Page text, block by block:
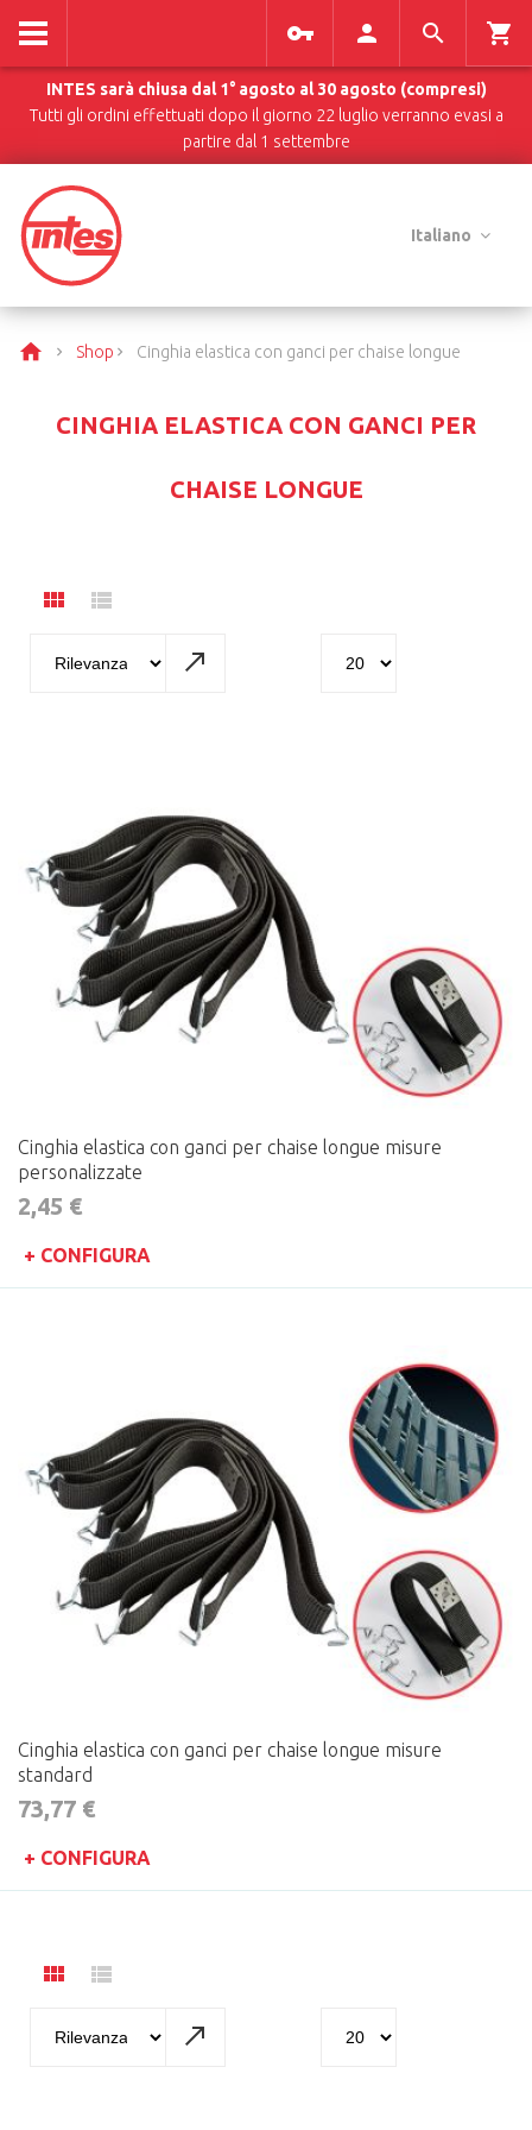
INTES sarà chiusa dal 1° agosto al 30 agosto (compresi)
Tutti gli ordini effettuati dopo il giorno 22 luglio verranno evasi a
partire dal 1 settembre
Italiano
Shop Cinghia elastica con ganci per chaise longue
CINGHIA ELASTICA CON GANCI PER
CHAISE LONGUE
Cinghia elastica con ganci per chaise longue misure
personalizzate
2,45 €
+ CONFIGURA
Cinghia elastica con ganci per chaise longue misure
standard
73,77 €
+ CONFIGURA